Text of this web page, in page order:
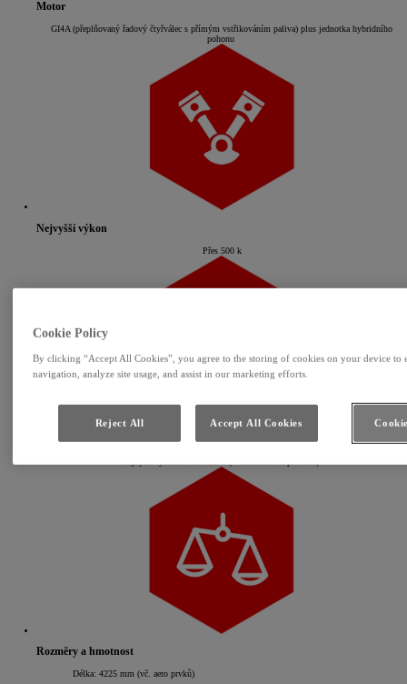
Motor
GI4A (přeplňovaný řadový čtyřválec s přímým vstřikováním paliva) plus jednotka hybridního
pohonu
Nejvyšší výkon
Přes 500 k
Jízdní výkony
Nejvyšší rychlost: 201 km/h (v závislosti na převodu)
Rozměry a hmotnost
Délka: 4225 mm (vč. aero prvků)
Cookie Policy
By clicking “Accept All Cookies”, you agree to the storing of cookies on your device to
navigation, analyze site usage, and assist in our marketing efforts.
Reject All Accept All Cookies